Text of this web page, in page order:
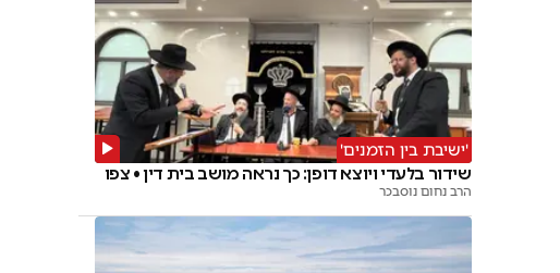
'ישיבת בין הזמנים'
שידור בלעדי ויוצא דופן: כך נראה מושב בית דין • צפו
הרב נחום נוסבכר